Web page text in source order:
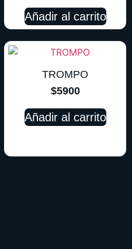
Añadir al carrito
TROMPO
$5900
Añadir al carrito